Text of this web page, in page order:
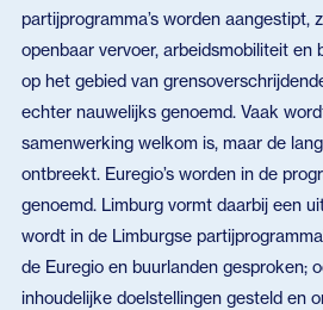
partijprogramma’s worden aangestipt,
openbaar vervoer, arbeidsmobiliteit en
op het gebied van
echter nauwelijks genoemd. Vaak
samenwerking welkom is, maar de
ontbreekt. Euregio’s worden in de
genoemd. Limburg vormt daarbij een
wordt in de Limburgse
de Euregio en buurlanden gesproken;
inhoudelijke doelstellingen gesteld en